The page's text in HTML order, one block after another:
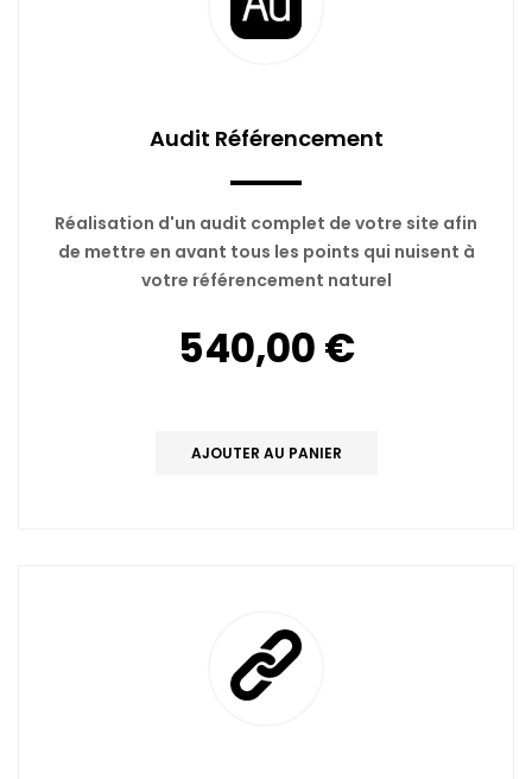
Audit Référencement
Réalisation d'un audit complet de votre site afin
de mettre en avant tous les points qui nuisent à
votre référencement naturel
540,00 €
AJOUTER AU PANIER